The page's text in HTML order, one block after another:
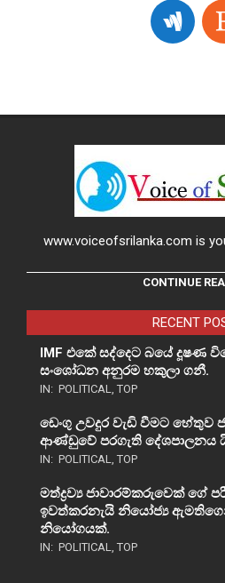
www.voiceofsrilanka.com is
CONTINUE
RECENT
IMF එකේ සද්දෙට බයේ දූෂණ
සංශෝධන අනුරම හකුලා ගනී.
IN: POLITICAL, TOP
ඩෙංගු උවදුර වැඩි වීමට හේතුව
ආණ්ඩුවේ පරගැති දේශපාලනය
IN: POLITICAL, TOP
මත්ද්‍රව්‍ය ජාවාරම්කරුවෙක්
ඉවත්කරනැයි නියෝජ්‍ය
නියෝගයක්.
IN: POLITICAL, TOP